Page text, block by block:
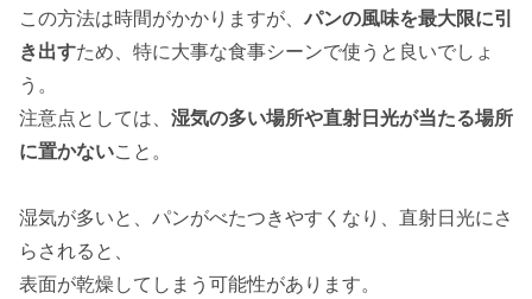
この方法は時間がかかりますが、 パンの風味を最大限に引
き出すため、特に大事な食事シーンで使うと良いでしょ
う。
注意点としては、 湿気の多い場所や直射日光が当たる場所
に置かないこと。
湿気が多いと、パンがべたつきやすくなり、直射日光にさ
らされると、
表面が乾燥してしまう可能性があります。